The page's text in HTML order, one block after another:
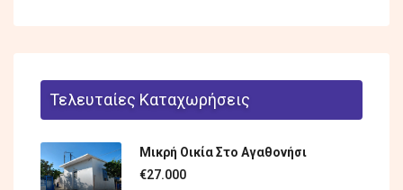
Τελευταίες Καταχωρήσεις
Μικρή Οικία Στο Αγαθονήσι
€27.000